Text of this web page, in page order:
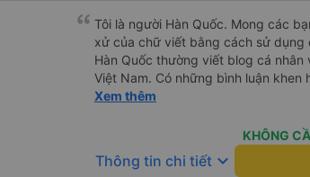
Tôi là người Hàn Quốc. Mong các
xử của chữ viết bằng cách sử dụng
Hàn Quốc thường viết blog cá
Việt Nam. Có những bình luận khen
bình luận khen vất vả nên tôi đã rất
sạch sẽ, tài xế rất thân thiện. Gối
thơm nữa. Mình đề cử bài này. 제 리뷰를 보시게 되는 한국분
들께 정보를 드리자면 저는 다낭에서
Xem thêm
KHÔNG
Thông tin chi tiết keyboard_arrow_down